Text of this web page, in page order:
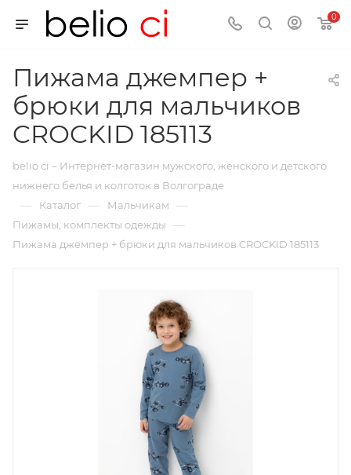
0
Пижама джемпер +
брюки для мальчиков
CROCKID 185113
belio ci – Интернет-магазин мужского, женского и детского
нижнего белья и колготок в Волгограде
— Каталог — Мальчикам —
Пижамы, комплекты одежды —
Пижама джемпер + брюки для мальчиков CROCKID 185113